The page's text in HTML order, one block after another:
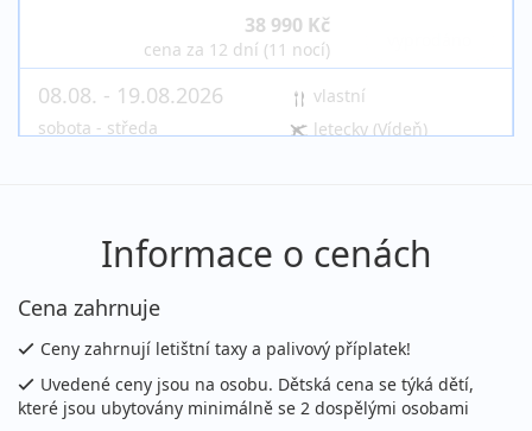
38 990 Kč
cena za 12 dní (11 nocí)
08.08. - 19.08.2026
sobota - středa
vlastní
letecky (Vídeň)
08.08. - 22.08.2026
sobota - sobota
letecky (Praha)
08.08. - 22.08.2026
sobota - sobota
vlastní
letecky (Vídeň)
Informace o cenách
Cena zahrnuje
Ceny zahrnují letištní taxy a palivový příplatek!
Uvedené ceny jsou na osobu. Dětská cena se týká dětí,
které jsou ubytovány minimálně se 2 dospělými osobami